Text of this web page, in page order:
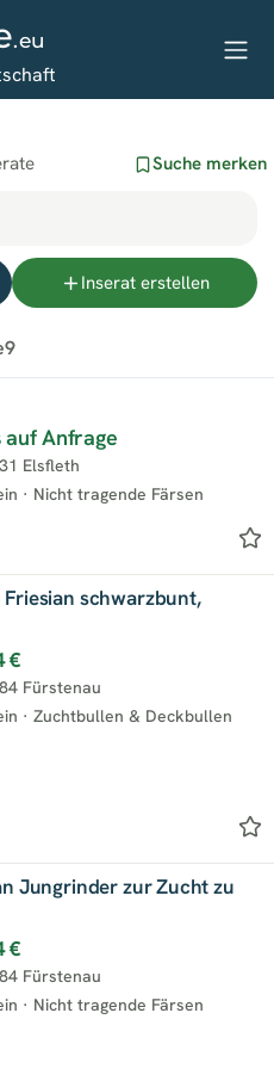
.eu
Suche merken
Inserat erstellen
9
auf Anfrage
· Nicht tragende Färsen
Elsfleth
schwarzbunt,
€
· Zuchtbullen & Deckbullen
Fürstenau
Jungrinder zur Zucht zu
€
· Nicht tragende Färsen
Fürstenau